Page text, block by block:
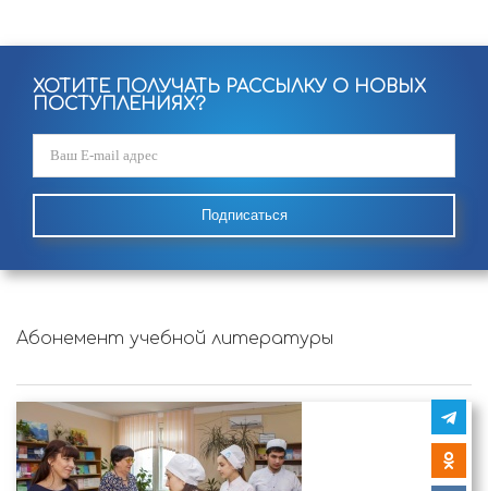
ХОТИТЕ ПОЛУЧАТЬ РАССЫЛКУ О НОВЫХ
ПОСТУПЛЕНИЯХ?
Подписаться
Абонемент учебной литературы